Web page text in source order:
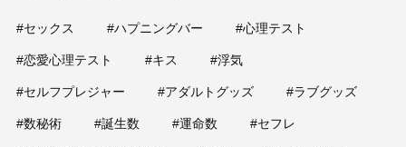
#セックス #ハプニングバー #心理テスト
#恋愛心理テスト #キス #浮気
#セルフプレジャー #アダルトグッズ #ラブグッズ
#数秘術 #誕生数 #運命数 #セフレ